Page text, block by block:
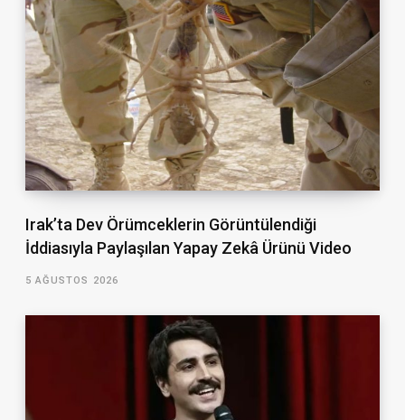
Irak’ta Dev Örümceklerin Görüntülendiği
İddiasıyla Paylaşılan Yapay Zekâ Ürünü Video
5 AĞUSTOS 2026